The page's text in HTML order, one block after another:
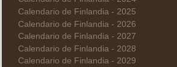
Calendario de Finlandia - 2025
Calendario de Finlandia - 2026
Calendario de Finlandia - 2027
Calendario de Finlandia - 2028
Calendario de Finlandia - 2029